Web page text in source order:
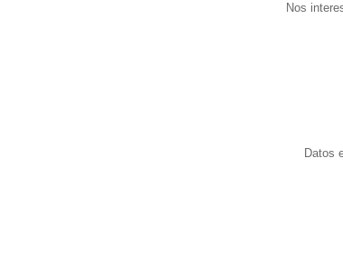
Nos
Datos